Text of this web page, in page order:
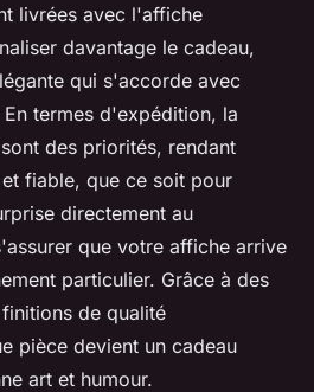
livrées avec l'affiche
davantage le cadeau,
qui s'accorde avec
termes d'expédition, la
des priorités, rendant
fiable, que ce soit pour
directement au
que votre affiche arrive
particulier. Grâce à des
de qualité
pièce devient un cadeau
art et humour.